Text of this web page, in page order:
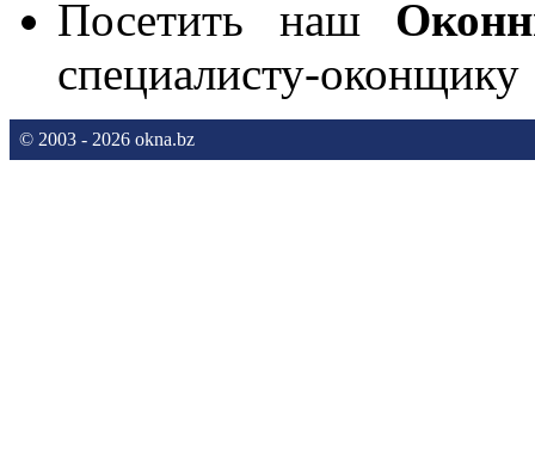
Посетить наш
специалисту-оконщику
© 2003 - 2026 okna.bz